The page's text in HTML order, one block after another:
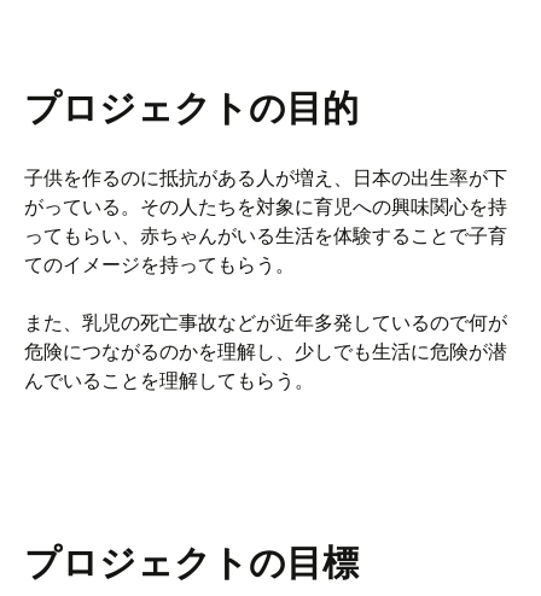
プロジェクトの目的
子供を作るのに抵抗がある人が増え、日本の出生率が下
がっている。その人たちを対象に育児への興味関心を持
ってもらい、赤ちゃんがいる生活を体験することで子育
てのイメージを持ってもらう。
また、乳児の死亡事故などが近年多発しているので何が
危険につながるのかを理解し、少しでも生活に危険が潜
んでいることを理解してもらう。
プロジェクトの目標